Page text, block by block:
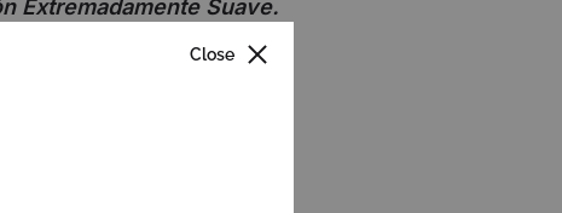
Extremadamente Suave.
Close